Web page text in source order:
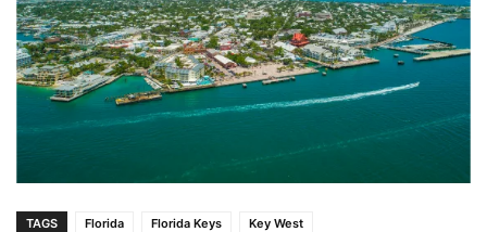
TAGS Florida Florida Keys Key West